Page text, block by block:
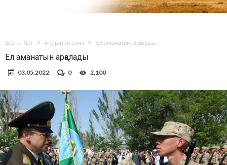
Басты бет Ақпарат ағыны Ел аманатын арқалады
Ел аманатын арқалады
03.05.2022 0 2,100